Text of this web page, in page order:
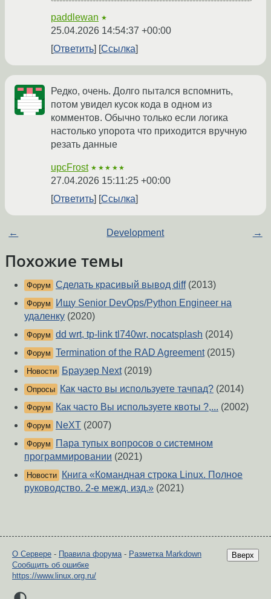
paddlewan ★
25.04.2026 14:54:37 +00:00
Ответить
Ссылка
Редко, очень. Долго пытался вспомнить,
потом увидел кусок кода в одном из
комментов. Обычно только если логика
настолько упорота что приходится вручную
резать данные
upcFrost ★★★★★
27.04.2026 15:11:25 +00:00
Ответить
Ссылка
← Development →
Похожие темы
Форум Сделать красивый вывод diff(2013)
Форум
Ищу Senior DevOps/Python Engineer на
удаленку (2020)
Форум dd wrt, tp-link tl740wr, nocatsplash (2014)
Форум Termination of the RAD Agreement(2015)
Новости Браузер Next(2019)
Опросы Как часто вы используете тачпад? (2014)
Форум Как часто Вы используете квоты ?,... (2002)
Форум NeXT (2007)
Форум
Пара тупых вопросов о системном
программировании (2021)
Новости
Книга «Командная строка Linux. Полное
руководство. 2-е межд. изд.» (2021)
Вверх
О Сервере - Правила форума- Разметка Markdown
Сообщить об ошибке
https://www.linux.org.ru/